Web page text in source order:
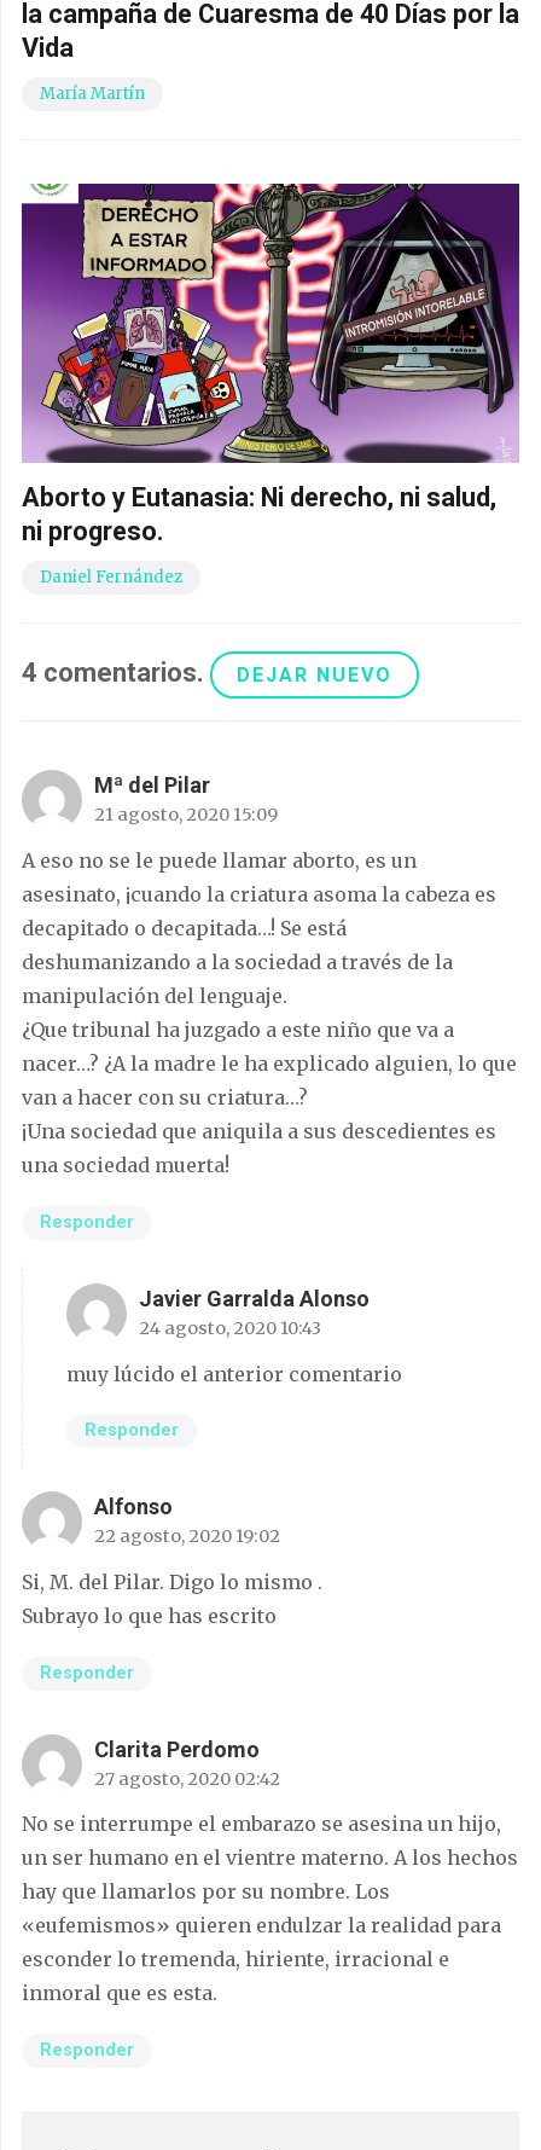
la campaña de Cuaresma de 40 Días por la
Vida
María Martín
Aborto y Eutanasia: Ni derecho, ni salud,
ni progreso.
Daniel Fernández
4 comentarios. DEJAR NUEVO
Mª del Pilar
21 agosto, 2020 15:09
A eso no se le puede llamar aborto, es un
asesinato, ¡cuando la criatura asoma la cabeza es
decapitado o decapitada…! Se está
deshumanizando a la sociedad a través de la
manipulación del lenguaje.
¿Que tribunal ha juzgado a este niño que va a
nacer…? ¿A la madre le ha explicado alguien, lo que
van a hacer con su criatura…?
¡Una sociedad que aniquila a sus descedientes es
una sociedad muerta!
Responder
Javier Garralda Alonso
24 agosto, 2020 10:43
muy lúcido el anterior comentario
Responder
Alfonso
22 agosto, 2020 19:02
Si, M. del Pilar. Digo lo mismo .
Subrayo lo que has escrito
Responder
Clarita Perdomo
27 agosto, 2020 02:42
No se interrumpe el embarazo se asesina un hijo,
un ser humano en el vientre materno. A los hechos
hay que llamarlos por su nombre. Los
«eufemismos» quieren endulzar la realidad para
esconder lo tremenda, hiriente, irracional e
inmoral que es esta.
Responder